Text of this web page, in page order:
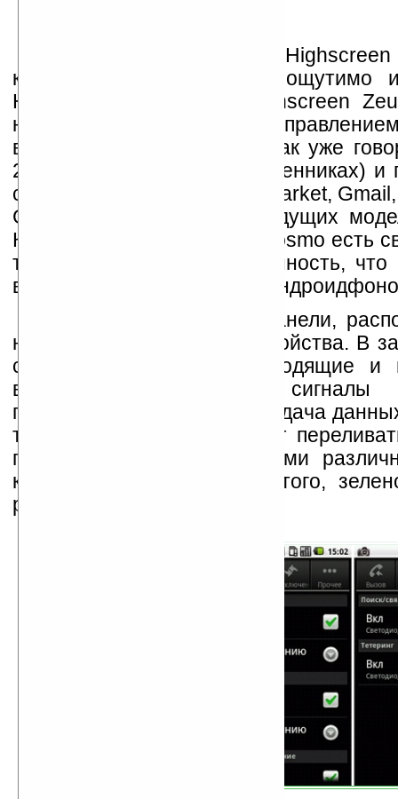
Новинка 2011 года,
качеству и функционалу ощутимо
Highscreen PP5420, и Highscreen
новинка работает под
версии системы Android (как уже
2.2 против 1.5 в предшественниках) и
сервисы Google – Android Market,
Google Talk, чего в предыдущих
Кроме того, у Highscreen Cosmo есть
то есть уникальная особенность, что
встречается у недорогих
Речь о светодиодной панели,
нижней грани корпуса устройства. В
событий и процессов (входящие и
вызовы, сообщения, сигналы
проигрывание музыки, передача
тетеринг и т. д.) она может
пяти узоров одного из семи
красного, оранжевого, желтого,
розового или фиолетового.